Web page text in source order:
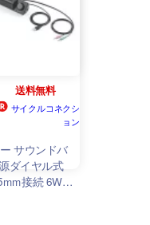
送料無料
サイクルコネクシ
ョン
サウンドバ
ダイヤル式
接続 6W